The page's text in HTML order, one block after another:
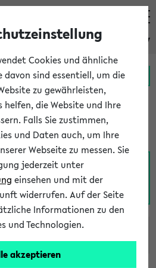
eKVV
Zum MeineUni Portal
der
I J K L M N O
X Y
Z
Cookies und ähnliche
davon sind essentiell, um die
zu gewährleisten,
helfen, die Website und Ihre
Falls Sie zustimmen,
und Daten auch, um Ihre
Webseite zu messen. Sie
jederzeit unter
einsehen und mit der
widerrufen. Auf der Seite
Informationen zu den
und Technologien.
akzeptieren